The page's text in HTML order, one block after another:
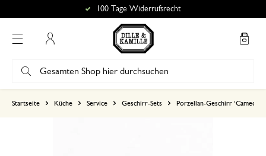
100 Tage Widerrufsrecht
Startseite Küche Service Geschirr-Sets Porzellan-Geschirr ‘Cameo’